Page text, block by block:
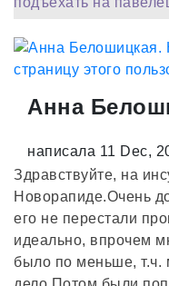
Анна
написала 11 Dec,
Здравствуйте, на
Новорапиде.Очень
его не перестали
идеально, впрочем
было по меньше, т.ч.